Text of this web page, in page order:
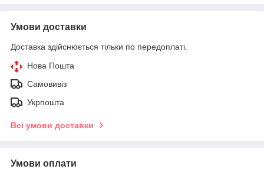
Умови доставки
Доставка здійснюється тільки по передоплаті.
Нова Пошта
Самовивіз
Укрпошта
Всі умови доставки
Умови оплати